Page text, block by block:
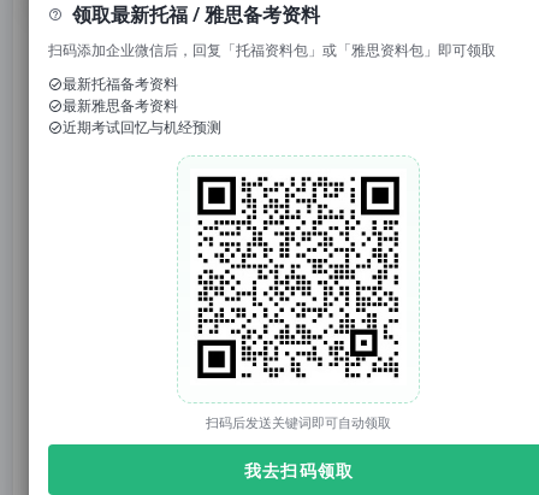
原创 托你的福_小福 托你的福
2025年05月30日 17:02
托你的福
3873篇原创内容
”，免费参加托福真题模考
托福98
”，获得2025年大范围预测
领取最新托福 / 雅思备考资料
扫码添加企业微信后，回复「托福资料包」或「雅思资料包」即可领取
最新托福备考资料
最新雅思备考资料
近期考试回忆与机经预测
扫码后发送关键词即可自动领取
我去扫码领取